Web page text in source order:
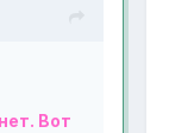
Вот